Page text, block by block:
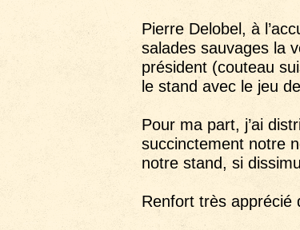
Pierre Delobel, à
salades sauvages la
président (couteau
le stand avec le jeu
Pour ma part, j’ai
succinctement notre
notre stand, si
Renfort très apprécié